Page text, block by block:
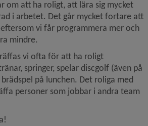
om att ha roligt, att lära sig mycket
i arbetet. Det går mycket fortare att
vi får programmera mer och
mindre.
vi ofta för att ha roligt
springer, spelar discgolf (även på
på lunchen. Det roliga med
personer som jobbar i andra team